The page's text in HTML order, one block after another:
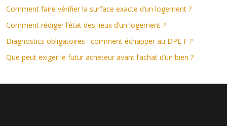
Comment faire vérifier la surface exacte d’un logement ?
Comment rédiger l’état des lieux d’un logement ?
Diagnostics obligatoires : comment échapper au DPE F ?
Que peut exiger le futur acheteur avant l’achat d’un bien ?